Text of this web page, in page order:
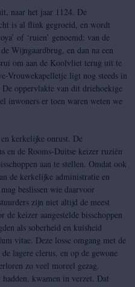
naar het jaar 1124. De
is al flink gegroeid, en wordt
of ‘ruien’ genoemd: van de
Wijngaardbrug, en dan na een
om aan de Koolvliet terug uit te
Vrouwekapelletje ligt nog steeds in
oppervlakte van dit driehoekige
inwoners er toen waren weten we
kerkelijke onrust. De
en de Rooms-Duitse keizer ruziën
aan te stellen. Omdat ook
de kerkelijke administratie en
beslissen wie daarvoor
zijn niet altijd de meest
keizer aangestelde bisschoppen
als soberheid en kuisheid
vitae. Deze losse omgang met de
lagere clerus, en op de gewone
zo veel moreel gezag.
kwamen in verzet. Dat